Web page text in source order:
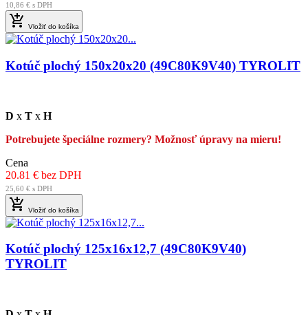
10,86 € s DPH
 Vložiť do košíka
Kotúč plochý 150x20x20 (49C80K9V40) TYROLIT
D x T x H
Potrebujete špeciálne rozmery? Možnosť úpravy na mieru!
Cena
20.81 € bez DPH
25,60 € s DPH
 Vložiť do košíka
Kotúč plochý 125x16x12,7 (49C80K9V40)
TYROLIT